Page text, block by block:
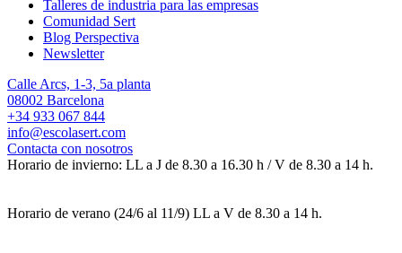
Talleres de industria para las empresas
Comunidad Sert
Blog Perspectiva
Newsletter
Calle Arcs, 1-3, 5a planta
08002 Barcelona
+34 933 067 844
info@escolasert.com
Contacta con nosotros
Horario de invierno: LL a J de 8.30 a 16.30 h / V de 8.30 a 14 h.
Horario de verano (24/6 al 11/9) LL a V de 8.30 a 14 h.